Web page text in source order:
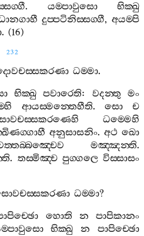
. යම‍්පාවුසො
භික‍්ඛු
දුප‍්පටිනිස‍්සග‍්ගී, අයම‍්පි
. (16)
232
ධම‍්මා.
භික‍්ඛු පවාරෙති: වදන‍්තු
මං
ආයස‍්මන‍්තෙහීති. සො
ච
ධම‍්මෙහි
අනුසාසනිං. අථ ඛො
මඤ‍්ඤන‍්ති.
. තස‍්මිඤ‍්ච පුග‍්ගලෙ විස‍්සාසං
ධම‍්මා?
හොති න
පාපිකානං
භික‍්ඛු න
පාපිච‍්ඡො